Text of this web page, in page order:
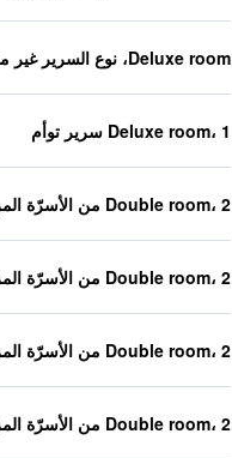
Deluxe room، نوع السرير غير معروف
Deluxe room، 1 سرير توأم
Double room، 2 من الأسرّة المزدوجة
Double room، 2 من الأسرّة المزدوجة
Double room، 2 من الأسرّة المزدوجة
Double room، 2 من الأسرّة المزدوجة